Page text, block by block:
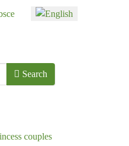
Search
couples